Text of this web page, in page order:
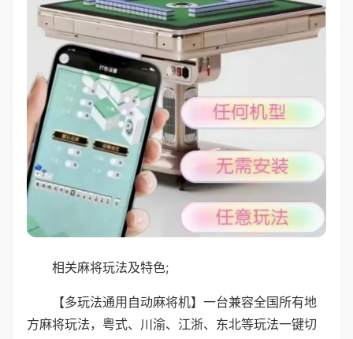
相关麻将玩法及特色;
【多玩法通用自动麻将机】一台兼容全国所有地
方麻将玩法，粤式、川渝、江浙、东北等玩法一键切